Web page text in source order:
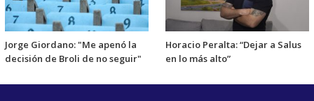
Jorge Giordano: "Me apenó la
decisión de Broli de no seguir"
Horacio Peralta: “Dejar a Salus
en lo más alto”